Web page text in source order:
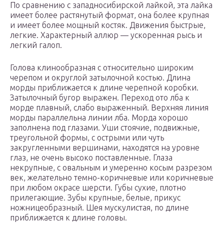
По сравнению с западносибирской лайкой, эта лайка
имеет более растянутый формат, она более крупная
и имеет более мощный костяк. Движения быстрые,
легкие. Характерный аллюр — ускоренная рысь и
легкий галоп.
Голова клинообразная с относительно широким
черепом и округлой затылочной костью. Длина
морды приближается к длине черепной коробки.
Затылочный бугор выражен. Переход ото лба к
морде плавный, слабо выраженный. Верхняя линия
морды параллельна линии лба. Морда хорошо
заполнена под глазами. Уши стоячие, подвижные,
треугольной формы, с острыми или чуть
закругленными вершинами, находятся на уровне
глаз, не очень высоко поставленные. Глаза
некрупные, с овальным и умеренно косым разрезом
век, желательно темно-коричневые или коричневые
при любом окрасе шерсти. Губы сухие, плотно
прилегающие. Зубы крупные, белые, прикус
ножницеобразный. Шея мускулистая, по длине
приближается к длине головы.